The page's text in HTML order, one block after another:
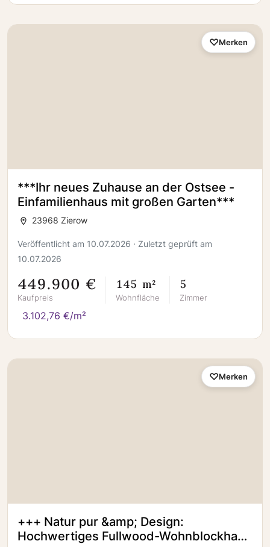
***Ihr neues Zuhause an der Ostsee -
Einfamilienhaus mit großen Garten***
23968 Zierow
Veröffentlicht am 10.07.2026 · Zuletzt geprüft am
10.07.2026
449.900 €
Kaufpreis
145 m²
Wohnfläche
5
Zimmer
3.102,76 €/m²
Merken
+++ Natur pur &amp; Design:
Hochwertiges Fullwood-Wohnblockhaus
Merken